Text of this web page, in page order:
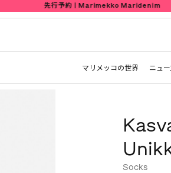
先行予約 | Marimekko Maridenim
マリメッコの世界 ニュー
Socks